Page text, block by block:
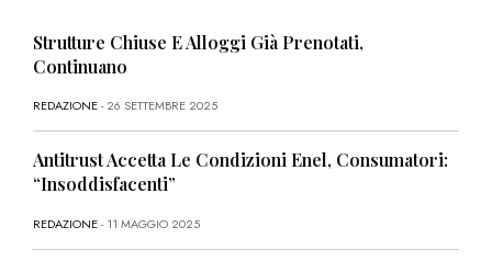
Strutture Chiuse E Alloggi Già Prenotati,
Continuano
REDAZIONE- 26 SETTEMBRE 2025
Antitrust Accetta Le Condizioni Enel, Consumatori:
“Insoddisfacenti”
REDAZIONE- 11 MAGGIO 2025